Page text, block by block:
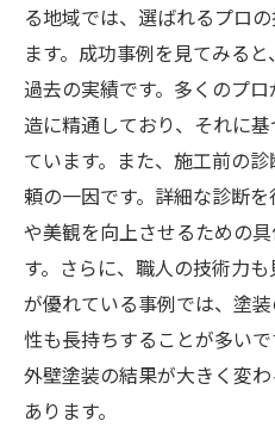
る地域では、選ばれるプロ
ます。成功事例を見てみる
過去の実績です。多くのプ
造に精通しており、それに
ています。また、施工前の
頼の一因です。詳細な診断
や美観を向上させるための
す。さらに、職人の技術力
が優れている事例では、塗
性も長持ちすることが多いで
外壁塗装の結果が大きく変
あります。